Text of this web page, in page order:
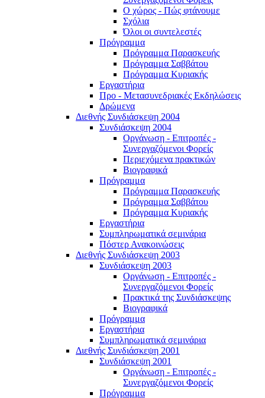
Ο χώρος - Πώς φτάνουμε
Σχόλια
Όλοι οι συντελεστές
Πρόγραμμα
Πρόγραμμα Παρασκευής
Πρόγραμμα Σαββάτου
Πρόγραμμα Κυριακής
Εργαστήρια
Προ - Μετασυνεδριακές Εκδηλώσεις
Δρώμενα
Διεθνής Συνδιάσκεψη 2004
Συνδιάσκεψη 2004
Οργάνωση - Επιτροπές -
Συνεργαζόμενοι Φορείς
Περιεχόμενα πρακτικών
Βιογραφικά
Πρόγραμμα
Πρόγραμμα Παρασκευής
Πρόγραμμα Σαββάτου
Πρόγραμμα Κυριακής
Εργαστήρια
Συμπληρωματικά σεμινάρια
Πόστερ Ανακοινώσεις
Διεθνής Συνδιάσκεψη 2003
Συνδιάσκεψη 2003
Οργάνωση - Επιτροπές -
Συνεργαζόμενοι Φορείς
Πρακτικά της Συνδιάσκεψης
Βιογραφικά
Πρόγραμμα
Εργαστήρια
Συμπληρωματικά σεμινάρια
Διεθνής Συνδιάσκεψη 2001
Συνδιάσκεψη 2001
Οργάνωση - Επιτροπές -
Συνεργαζόμενοι Φορείς
Πρόγραμμα